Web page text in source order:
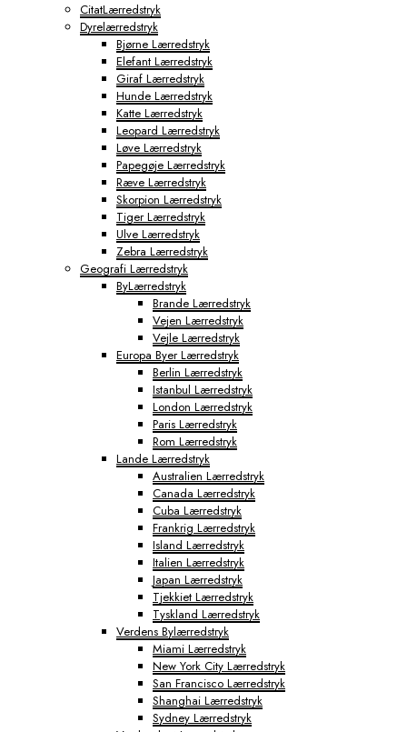
CitatLærredstryk
Dyrelærredstryk
Bjørne Lærredstryk
Elefant Lærredstryk
Giraf Lærredstryk
Hunde Lærredstryk
Katte Lærredstryk
Leopard Lærredstryk
Løve Lærredstryk
Papegøje Lærredstryk
Ræve Lærredstryk
Skorpion Lærredstryk
Tiger Lærredstryk
Ulve Lærredstryk
Zebra Lærredstryk
Geografi Lærredstryk
ByLærredstryk
Brande Lærredstryk
Vejen Lærredstryk
Vejle Lærredstryk
Europa Byer Lærredstryk
Berlin Lærredstryk
Istanbul Lærredstryk
London Lærredstryk
Paris Lærredstryk
Rom Lærredstryk
Lande Lærredstryk
Australien Lærredstryk
Canada Lærredstryk
Cuba Lærredstryk
Frankrig Lærredstryk
Island Lærredstryk
Italien Lærredstryk
Japan Lærredstryk
Tjekkiet Lærredstryk
Tyskland Lærredstryk
Verdens Bylærredstryk
Miami Lærredstryk
New York City Lærredstryk
San Francisco Lærredstryk
Shanghai Lærredstryk
Sydney Lærredstryk